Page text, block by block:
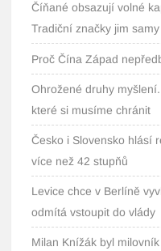
Číňané obsazují volné
Tradiční značky jim
Proč Čína Západ
Ohrožené druhy
které si musíme chránit
Česko i Slovensko hlásí
více než 42 stupňů
Levice chce v Berlíně
odmítá vstoupit do vlády
Milan Knížák byl